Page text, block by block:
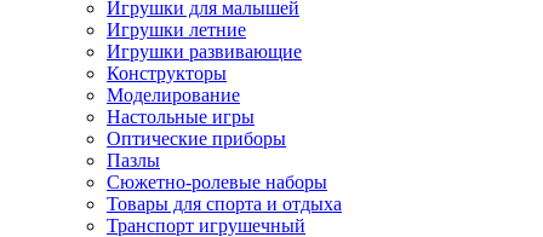
Игрушки для малышей
Игрушки летние
Игрушки развивающие
Конструкторы
Моделирование
Настольные игры
Оптические приборы
Пазлы
Сюжетно-ролевые наборы
Товары для спорта и отдыха
Транспорт игрушечный